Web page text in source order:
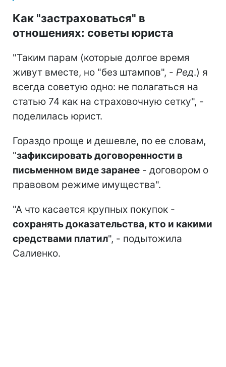
Как "застраховаться" в
отношениях: советы юриста
"Таким парам (которые долгое время
живут вместе, но "без штампов", - Ред.) я
всегда советую одно: не полагаться на
статью 74 как на страховочную сетку", -
поделилась юрист.
Гораздо проще и дешевле, по ее словам,
"зафиксировать договоренности в
письменном виде заранее - договором о
правовом режиме имущества".
"А что касается крупных покупок -
сохранять доказательства, кто и какими
средствами платил", - подытожила
Салиенко.